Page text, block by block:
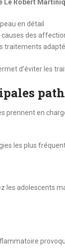
Le Robert
en détail
causes des
traitements
d’éviter les
prennent en
les plus
les adolescents